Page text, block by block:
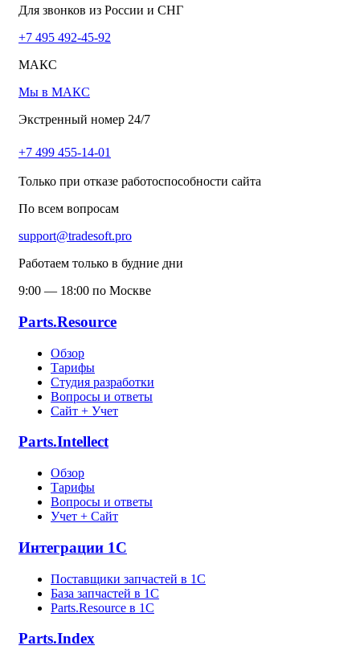
Для звонков из России и СНГ
+7 495 492-45-92
МАКС
Мы в МАКС
Экстренный номер 24/7
+7 499 455-14-01
Только при отказе работоспособности сайта
По всем вопросам
support@tradesoft.pro
Работаем только в будние дни
9:00 — 18:00 по Москве
Parts.Resource
Обзор
Тарифы
Студия разработки
Вопросы и ответы
Сайт + Учет
Parts.Intellect
Обзор
Тарифы
Вопросы и ответы
Учет + Сайт
Интеграции 1С
Поставщики запчастей в 1C
База запчастей в 1С
Parts.Resource в 1C
Parts.Index